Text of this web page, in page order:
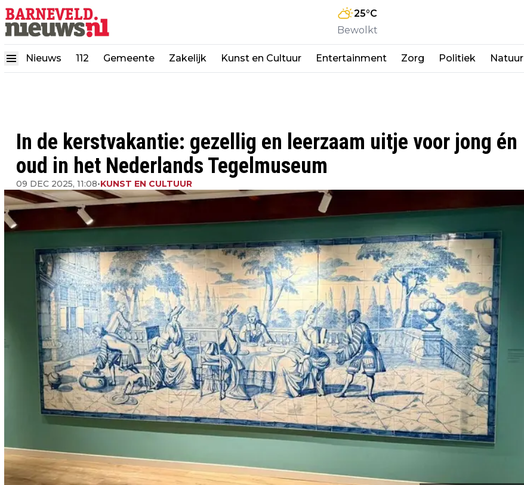
25°C
Bewolkt
Nieuws 112 Gemeente Zakelijk Kunst en Cultuur Entertainment Zorg Politiek Natuur
In de kerstvakantie: gezellig en leerzaam uitje voor jong én
oud in het Nederlands Tegelmuseum
09 DEC 2025, 11:08•KUNST EN CULTUUR